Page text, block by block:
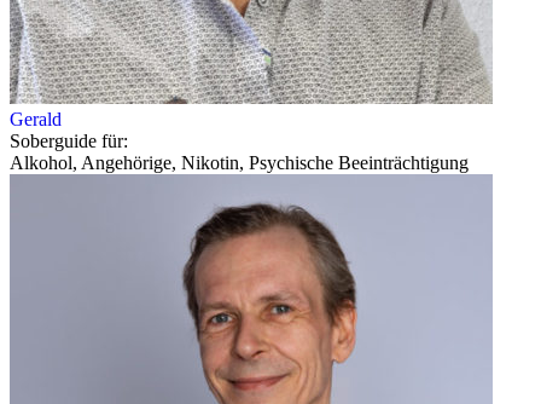
Gerald
Soberguide für:
Alkohol, Angehörige, Nikotin, Psychische Beeinträchtigung